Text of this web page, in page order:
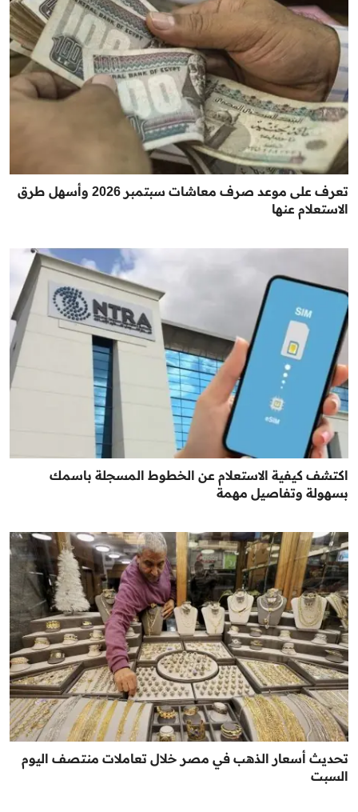
تعرف على موعد صرف معاشات سبتمبر 2026 وأسهل طرق
الاستعلام عنها
اكتشف كيفية الاستعلام عن الخطوط المسجلة باسمك
بسهولة وتفاصيل مهمة
تحديث أسعار الذهب في مصر خلال تعاملات منتصف اليوم
السبت